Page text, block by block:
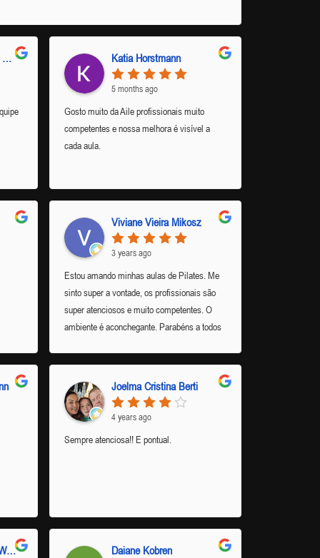
Eduarda Milena Baum Filhakoski Katia Horstmann
5 months ago
Gosto muito da Aile profissionais muito
competentes e nossa melhora é visível a
cada aula.
Viviane Vieira Mikosz
3 years ago
Estou amando minhas aulas de Pilates. Me
sinto super a vontade, os profissionais são
super atenciosos e muito competentes. O
ambiente é aconchegante. Parabéns a todos
Joelma Cristina Berti
4 years ago
Sempre atenciosa!! E pontual.
Djony e Karina Rückl Weldt Daiane Kobren